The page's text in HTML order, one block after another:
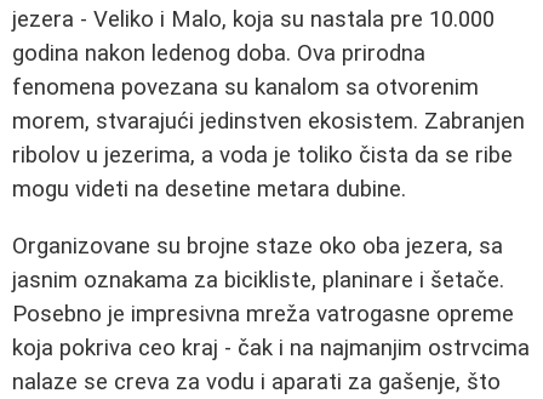
jezera - Veliko i Malo, koja su nastala pre 10.000
godina nakon ledenog doba. Ova prirodna
fenomena povezana su kanalom sa otvorenim
morem, stvarajući jedinstven ekosistem. Zabranjen
ribolov u jezerima, a voda je toliko čista da se ribe
mogu videti na desetine metara dubine.
Organizovane su brojne staze oko oba jezera, sa
jasnim oznakama za bicikliste, planinare i šetače.
Posebno je impresivna mreža vatrogasne opreme
koja pokriva ceo kraj - čak i na najmanjim ostrvcima
nalaze se creva za vodu i aparati za gašenje, što